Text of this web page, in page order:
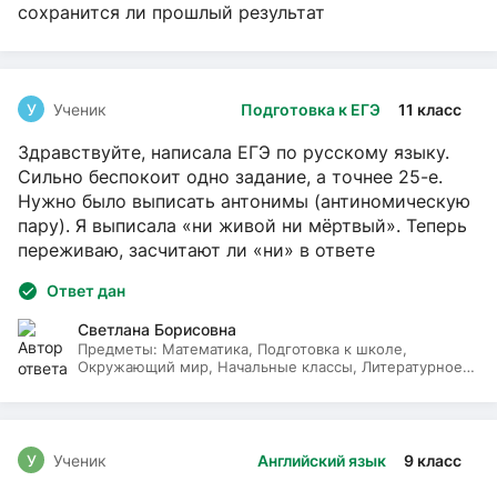
сохранится ли прошлый результат
Подготовка к ЕГЭ 11 класс
У Ученик
Здравствуйте, написала ЕГЭ по русскому языку.
Сильно беспокоит одно задание, а точнее 25-е.
Нужно было выписать антонимы (антиномическую
пару). Я выписала «ни живой ни мёртвый». Теперь
переживаю, засчитают ли «ни» в ответе
Ответ дан
Светлана Борисовна
Предметы: Математика, Подготовка к школе,
Окружающий мир, Начальные классы, Литературное
Английский язык 9 класс
У Ученик